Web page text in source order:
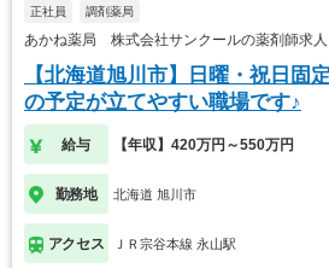
正社員 調剤薬局
あかね薬局 株式会社サンクールの薬剤師求人
【北海道旭川市】日曜・祝日固
の予定が立てやすい職場です♪
給与 【年収】420万円～550万円
勤務地 北海道 旭川市
アクセス ＪＲ宗谷本線 永山駅